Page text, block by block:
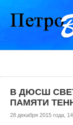
В ДЮСШ
ПАМЯТИ
28 декабря 2015 года,